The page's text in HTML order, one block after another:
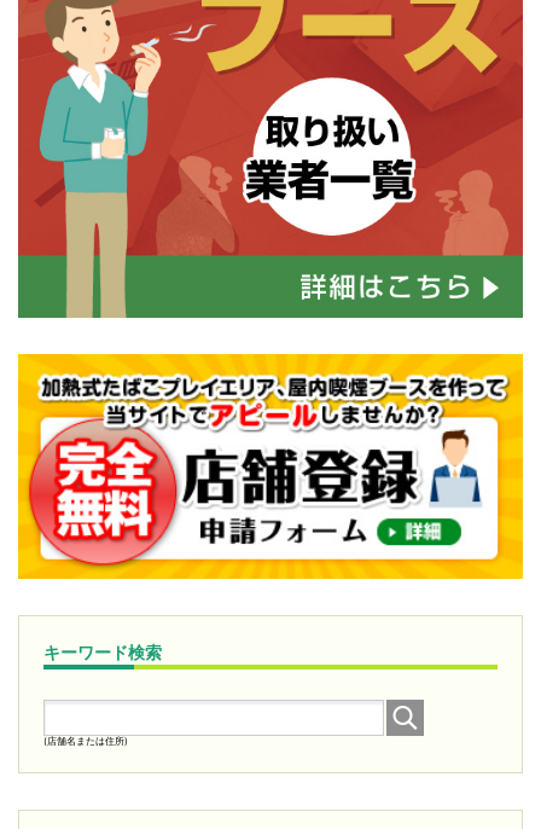
キーワード検索
(店舗名または住所)